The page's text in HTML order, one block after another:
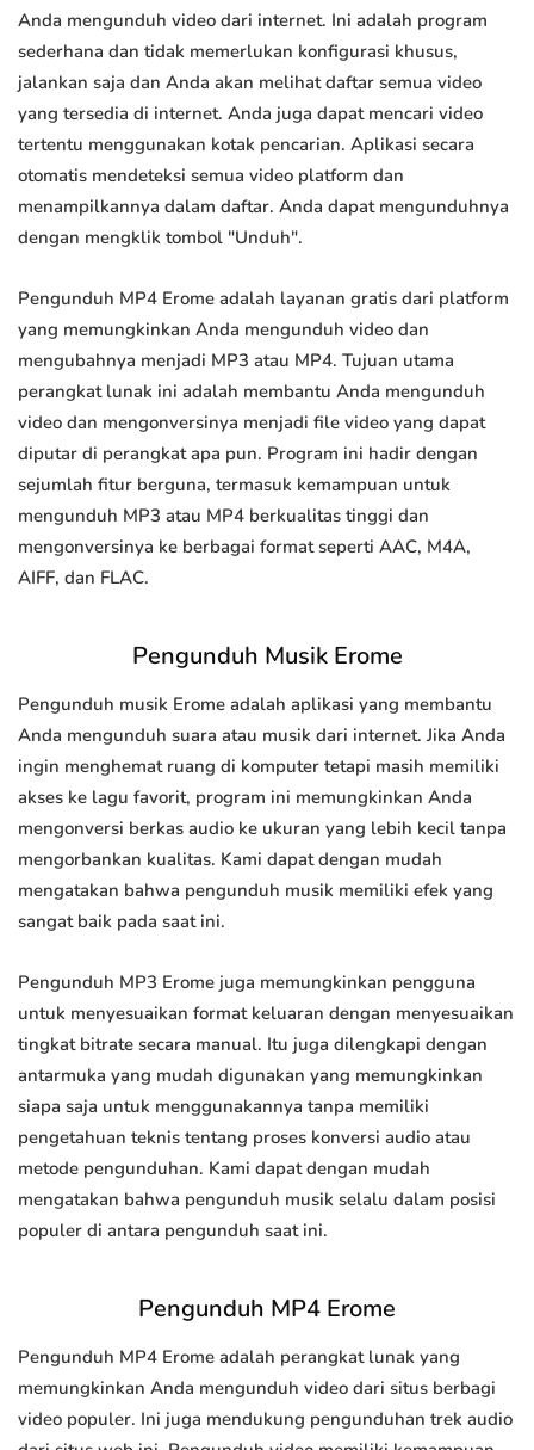
Anda mengunduh video dari internet. Ini adalah program
sederhana dan tidak memerlukan konfigurasi khusus,
jalankan saja dan Anda akan melihat daftar semua video
yang tersedia di internet. Anda juga dapat mencari video
tertentu menggunakan kotak pencarian. Aplikasi secara
otomatis mendeteksi semua video platform dan
menampilkannya dalam daftar. Anda dapat mengunduhnya
dengan mengklik tombol "Unduh".
Pengunduh MP4 Erome adalah layanan gratis dari platform
yang memungkinkan Anda mengunduh video dan
mengubahnya menjadi MP3 atau MP4. Tujuan utama
perangkat lunak ini adalah membantu Anda mengunduh
video dan mengonversinya menjadi file video yang dapat
diputar di perangkat apa pun. Program ini hadir dengan
sejumlah fitur berguna, termasuk kemampuan untuk
mengunduh MP3 atau MP4 berkualitas tinggi dan
mengonversinya ke berbagai format seperti AAC, M4A,
AIFF, dan FLAC.
Pengunduh Musik Erome
Pengunduh musik Erome adalah aplikasi yang membantu
Anda mengunduh suara atau musik dari internet. Jika Anda
ingin menghemat ruang di komputer tetapi masih memiliki
akses ke lagu favorit, program ini memungkinkan Anda
mengonversi berkas audio ke ukuran yang lebih kecil tanpa
mengorbankan kualitas. Kami dapat dengan mudah
mengatakan bahwa pengunduh musik memiliki efek yang
sangat baik pada saat ini.
Pengunduh MP3 Erome juga memungkinkan pengguna
untuk menyesuaikan format keluaran dengan menyesuaikan
tingkat bitrate secara manual. Itu juga dilengkapi dengan
antarmuka yang mudah digunakan yang memungkinkan
siapa saja untuk menggunakannya tanpa memiliki
pengetahuan teknis tentang proses konversi audio atau
metode pengunduhan. Kami dapat dengan mudah
mengatakan bahwa pengunduh musik selalu dalam posisi
populer di antara pengunduh saat ini.
Pengunduh MP4 Erome
Pengunduh MP4 Erome adalah perangkat lunak yang
memungkinkan Anda mengunduh video dari situs berbagi
video populer. Ini juga mendukung pengunduhan trek audio